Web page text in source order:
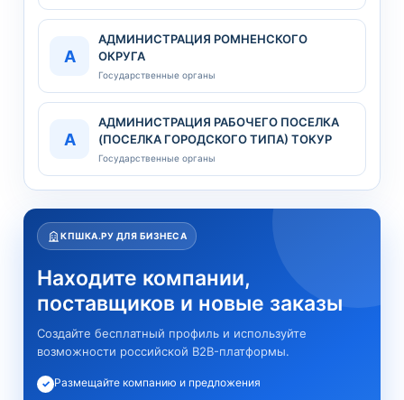
А
АДМИНИСТРАЦИЯ РОМНЕНСКОГО
ОКРУГА
Государственные органы
А
АДМИНИСТРАЦИЯ РАБОЧЕГО ПОСЕЛКА
(ПОСЕЛКА ГОРОДСКОГО ТИПА) ТОКУР
Государственные органы
КПШКА.РУ ДЛЯ БИЗНЕСА
Находите компании,
поставщиков и новые заказы
Создайте бесплатный профиль и используйте
возможности российской B2B-платформы.
✓ Размещайте компанию и предложения